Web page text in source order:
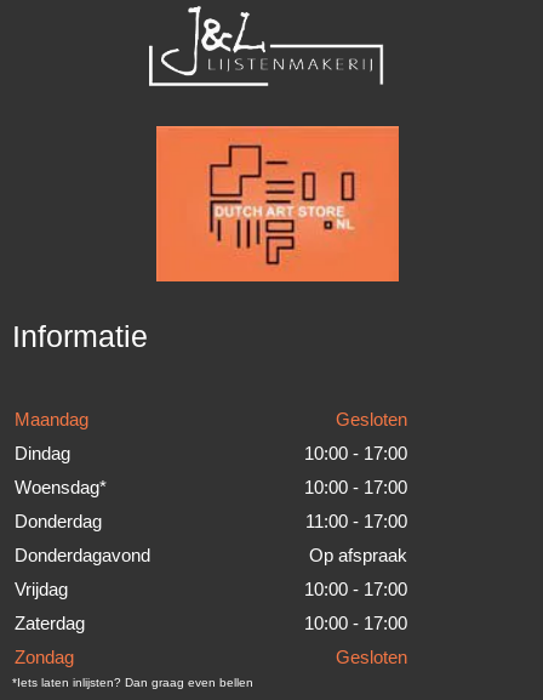
Informatie
Maandag
Gesloten
Dindag
10:00 - 17:00
Woensdag*
10:00 - 17:00
Donderdag
11:00 - 17:00
Donderdagavond
Op afspraak
Vrijdag
10:00 - 17:00
Zaterdag
10:00 - 17:00
Zondag
Gesloten
*Iets laten inlijsten? Dan graag even bellen